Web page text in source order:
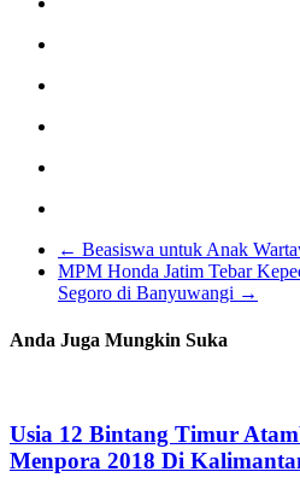
← Beasiswa untuk Anak
MPM Honda Jatim Tebar
Segoro di Banyuwangi →
Anda Juga Mungkin Suka
Usia 12 Bintang Timur
Menpora 2018 Di